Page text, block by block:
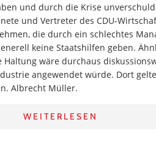
und durch die Krise
und Vertreter des CDU-
die durch ein schlechtes
keine Staatshilfen geben.
Haltung wäre durchaus
angewendet würde. Dort
Albrecht Müller.
WEITERLESEN